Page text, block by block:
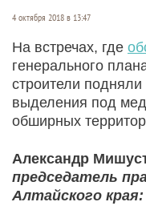
4 октября 2018 в 13:47
На встречах, где
генерального
строители
выделения под
обширных
Александр
председатель
Алтайского края: